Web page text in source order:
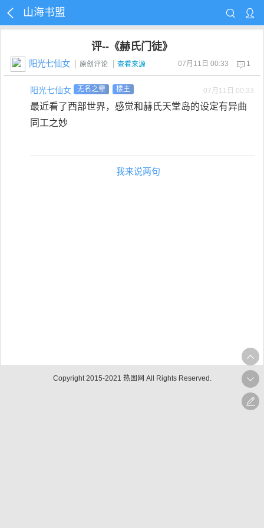
山海书盟
评--《赫氏门徒》
阳光七仙女 原创评论 查看来源 07月11日 00:33 1
阳光七仙女 无名之辈 楼主 07月11日 00:33
最近看了西部世界，感觉和赫氏天堂岛的设定有异曲
同工之妙
我来说两句
Copyright 2015-2021 热图网 All Rights Reserved.